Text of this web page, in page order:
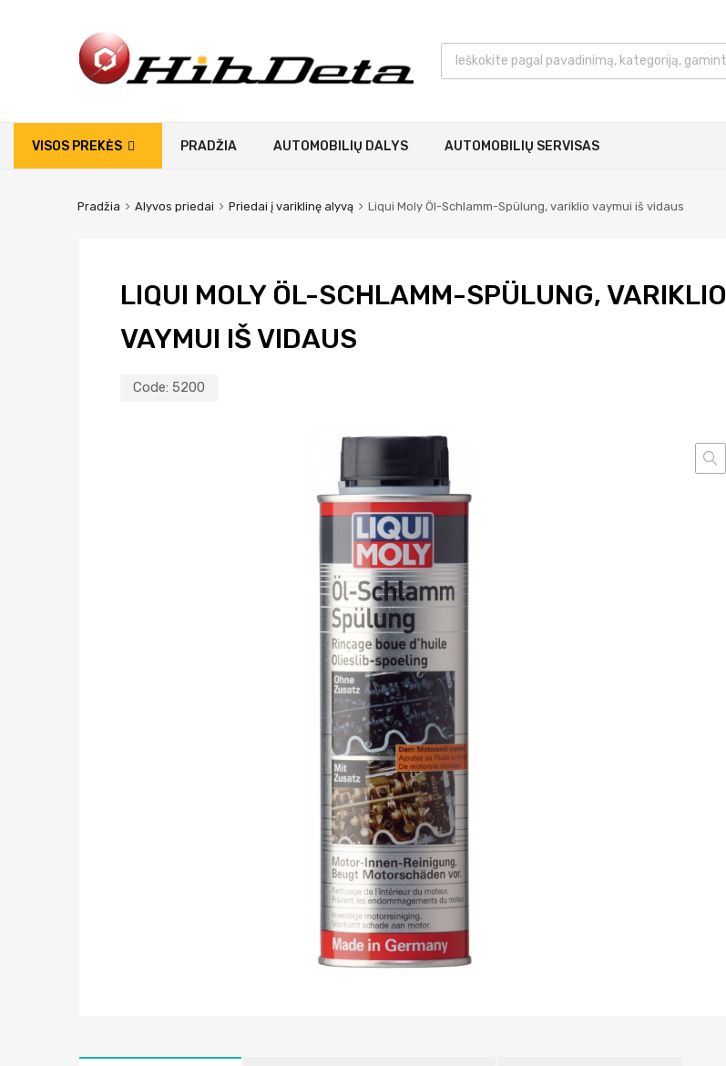
VISOS PREKĖS PRADŽIA AUTOMOBILIŲ DALYS AUTOMOBILIŲ SERVISAS
Pradžia Alyvos priedai Priedai į variklinę alyvą Liqui Moly Öl-Schlamm-Spülung, variklio vaymui iš vidaus
LIQUI MOLY ÖL-SCHLAMM-SPÜLUNG, VARIKLIO
VAYMUI IŠ VIDAUS
Code: 5200